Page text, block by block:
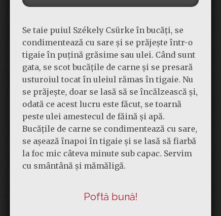
Se taie puiul Székely Csürke în bucăți, se
condimentează cu sare și se prăjește într-o
tigaie în puțină grăsime sau ulei. Când sunt
gata, se scot bucățile de carne și se presară
usturoiul tocat în uleiul rămas în tigaie. Nu
se prăjește, doar se lasă să se încălzească și,
odată ce acest lucru este făcut, se toarnă
peste ulei amestecul de făină și apă.
Bucățile de carne se condimentează cu sare,
se așează înapoi în tigaie și se lasă să fiarbă
la foc mic câteva minute sub capac. Servim
cu smântână și mămăligă.
Poftă bună!